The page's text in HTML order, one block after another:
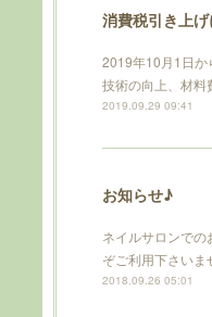
消費税引き上
2019年10月1日か
技術の向上、材料
2019.09.29 09:41
お知らせ♪
ネイルサロンで
ぞご利用下さい
2018.09.26 05:01